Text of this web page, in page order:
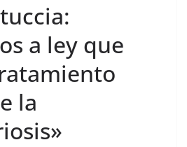
a ley que
la